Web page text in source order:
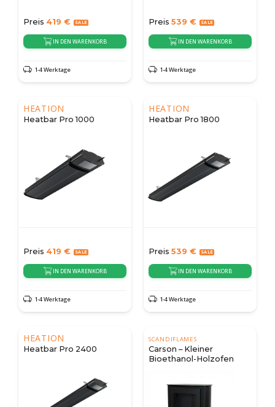
Preis 419 €
IN DEN WARENKORB
1-4 Werktage
Preis 539 €
IN DEN WARENKORB
1-4 Werktage
HEATION
Heatbar Pro 1000
Preis 419 €
IN DEN WARENKORB
1-4 Werktage
HEATION
Heatbar Pro 1800
Preis 539 €
IN DEN WARENKORB
1-4 Werktage
HEATION
Heatbar Pro 2400
SCANDIFLAMES
Carson – Kleiner
Bioethanol-Holzofen